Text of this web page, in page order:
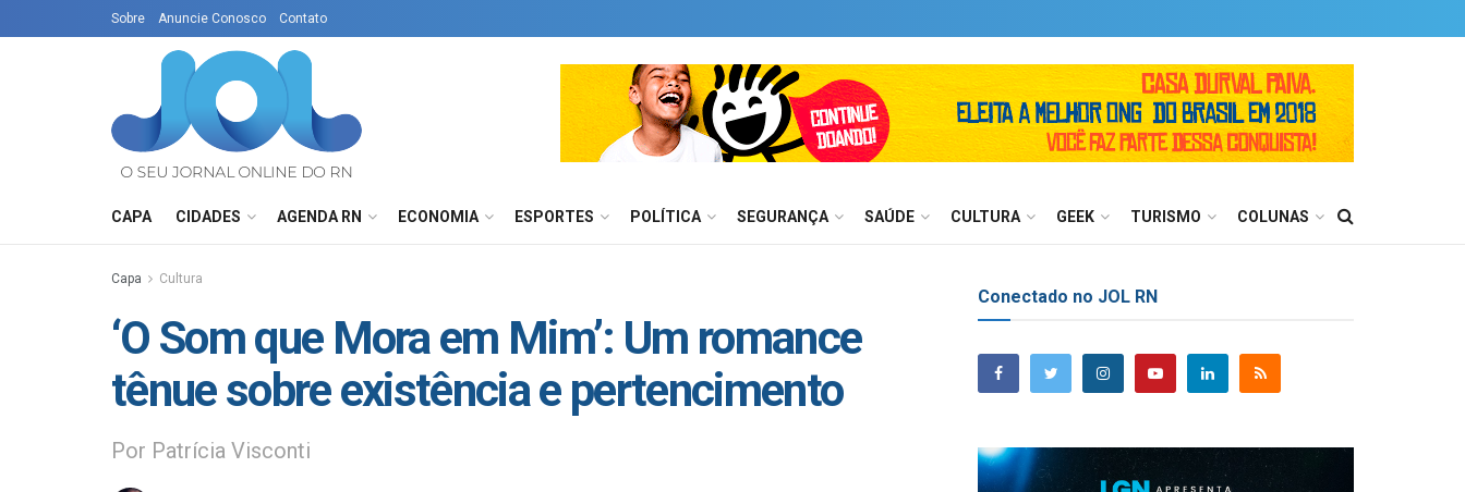
Sobre Anuncie Conosco Contato
CAPA CIDADES AGENDA RN ECONOMIA ESPORTES POLÍTICA SEGURANÇA SAÚDE CULTURA GEEK TURISMO COLUNAS
Capa Cultura
‘O Som que Mora em Mim’: Um romance
tênue sobre existência e pertencimento
Por Patrícia Visconti
Conectado no JOL RN